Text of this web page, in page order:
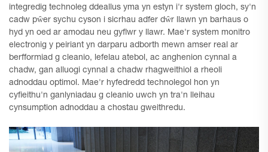
integredig technoleg ddeallus yma yn estyn i'r system gloch, sy'n
cadw pŵer sychu cyson i sicrhau adfer dŵr llawn yn barhaus o
hyd yn oed ar amodau neu gyflwr y llawr. Mae'r system monitro
electronig y peiriant yn darparu adborth mewn amser real ar
berfformiad g cleanio, lefelau atebol, ac anghenion cynnal a
chadw, gan alluogi cynnal a chadw rhagweithiol a rheoli
adnoddau optimol. Mae'r hyfedredd technolegol hon yn
cyfieithu'n ganlyniadau g cleanio uwch yn tra'n lleihau
cynsumption adnoddau a chostau gweithredu.